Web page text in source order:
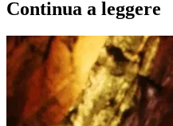
Continua a leggere